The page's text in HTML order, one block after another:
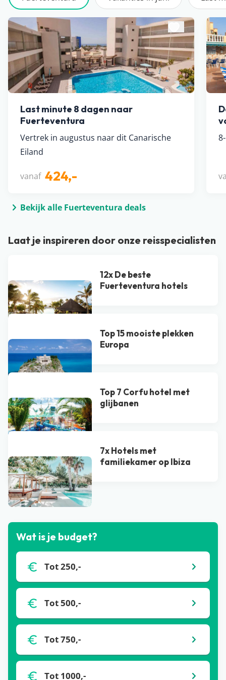
Last minute 8 dagen naar
Fuerteventura
Vertrek in augustus naar dit Canarische
Eiland
vanaf 424,-
Bekijk alle Fuerteventura deals
Laat je inspireren door onze reisspecialisten
12x De beste
Fuerteventura hotels
Top 15 mooiste plekken
Europa
Top 7 Corfu hotel met
glijbanen
7x Hotels met
familiekamer op Ibiza
Bekijk alle blogs
Wat is je budget?
Tot 250,-
Tot 500,-
Tot 750,-
Tot 1000,-